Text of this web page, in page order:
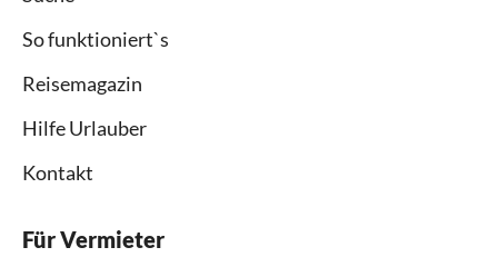
So funktioniert`s
Reisemagazin
Hilfe Urlauber
Kontakt
Für Vermieter